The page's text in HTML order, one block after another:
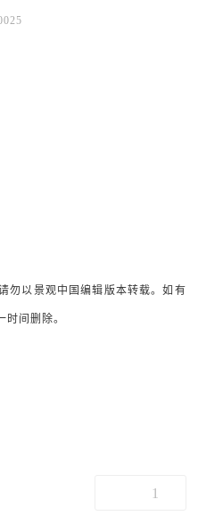
勿以景观中国编辑版本转载。如有
间删除。
1